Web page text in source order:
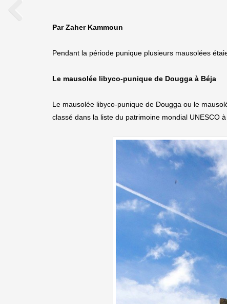
Par Zaher Kammoun
Pendant la période punique plusieurs mausolées
Le mausolée libyco-punique de Dougga à Béja
Le mausolée libyco-punique de Dougga ou le
classé dans la liste du patrimoine mondial UNESCO